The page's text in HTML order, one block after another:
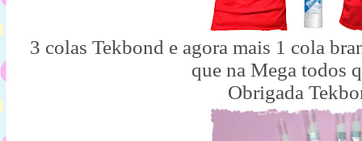
3 colas Tekbond e agora mais 1 cola
que na Mega todos
Obrigada